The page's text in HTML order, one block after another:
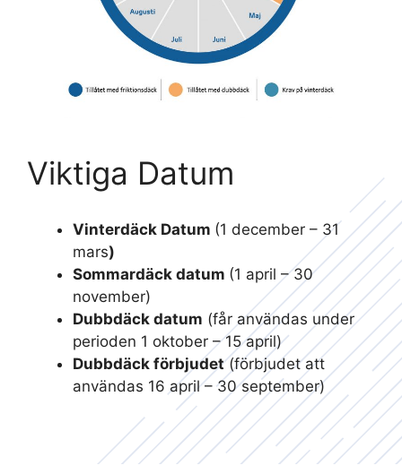
Viktiga Datum
Vinterdäck Datum (1 december – 31
mars)
Sommardäck datum (1 april – 30
november)
Dubbdäck datum (får användas under
perioden 1 oktober – 15 april)
Dubbdäck förbjudet(förbjudet att
användas 16 april – 30 september)